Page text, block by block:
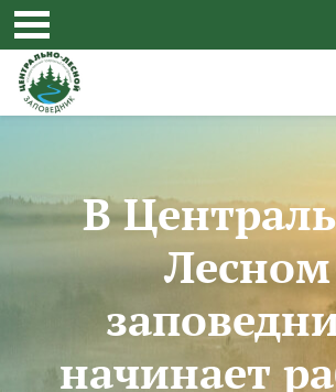
Skip to main content
В
Лесном
начинает